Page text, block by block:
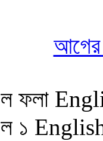
আগের
ল ফলা
ল ১